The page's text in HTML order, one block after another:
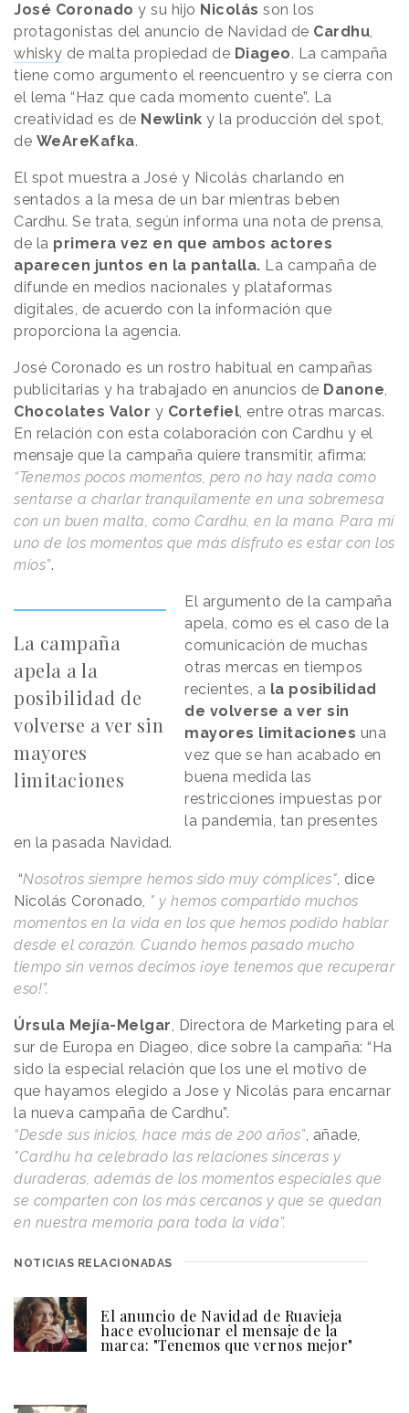
José Coronado y su hijo Nicolás son los
protagonistas del anuncio de Navidad de Cardhu,
whisky de malta propiedad de Diageo. La campaña
tiene como argumento el reencuentro y se cierra con
el lema “Haz que cada momento cuente”. La
creatividad es de Newlink y la producción del spot,
de WeAreKafka.
El spot muestra a José y Nicolás charlando en
sentados a la mesa de un bar mientras beben
Cardhu. Se trata, según informa una nota de prensa,
de la primera vez en que ambos actores
aparecen juntos en la pantalla. La campaña de
difunde en medios nacionales y plataformas
digitales, de acuerdo con la información que
proporciona la agencia.
José Coronado es un rostro habitual en campañas
publicitarias y ha trabajado en anuncios de Danone,
Chocolates Valor y Cortefiel, entre otras marcas.
En relación con esta colaboración con Cardhu y el
mensaje que la campaña quiere transmitir, afirma:
“Tenemos pocos momentos, pero no hay nada como
sentarse a charlar tranquilamente en una sobremesa
con un buen malta, como Cardhu, en la mano. Para mí
uno de los momentos que más disfruto es estar con los
míos”.
La campaña
apela a la
posibilidad de
volverse a ver sin
mayores
limitaciones
El argumento de la campaña
apela, como es el caso de la
comunicación de muchas
otras mercas en tiempos
recientes, a la posibilidad
de volverse a ver sin
mayores limitaciones una
vez que se han acabado en
buena medida las
restricciones impuestas por
la pandemia, tan presentes
en la pasada Navidad.
“Nosotros siempre hemos sido muy cómplices", dice
Nicolás Coronado, " y hemos compartido muchos
momentos en la vida en los que hemos podido hablar
desde el corazón. Cuando hemos pasado mucho
tiempo sin vernos decimos ¡oye tenemos que recuperar
eso!”.
Úrsula Mejía-Melgar, Directora de Marketing para el
sur de Europa en Diageo, dice sobre la campaña: “Ha
sido la especial relación que los une el motivo de
que hayamos elegido a Jose y Nicolás para encarnar
la nueva campaña de Cardhu”.
“Desde sus inicios, hace más de 200 años”, añade,
"Cardhu ha celebrado las relaciones sinceras y
duraderas, además de los momentos especiales que
se comparten con los más cercanos y que se quedan
en nuestra memoria para toda la vida”.
NOTICIAS RELACIONADAS
El anuncio de Navidad de Ruavieja
hace evolucionar el mensaje de la
marca: "Tenemos que vernos mejor"